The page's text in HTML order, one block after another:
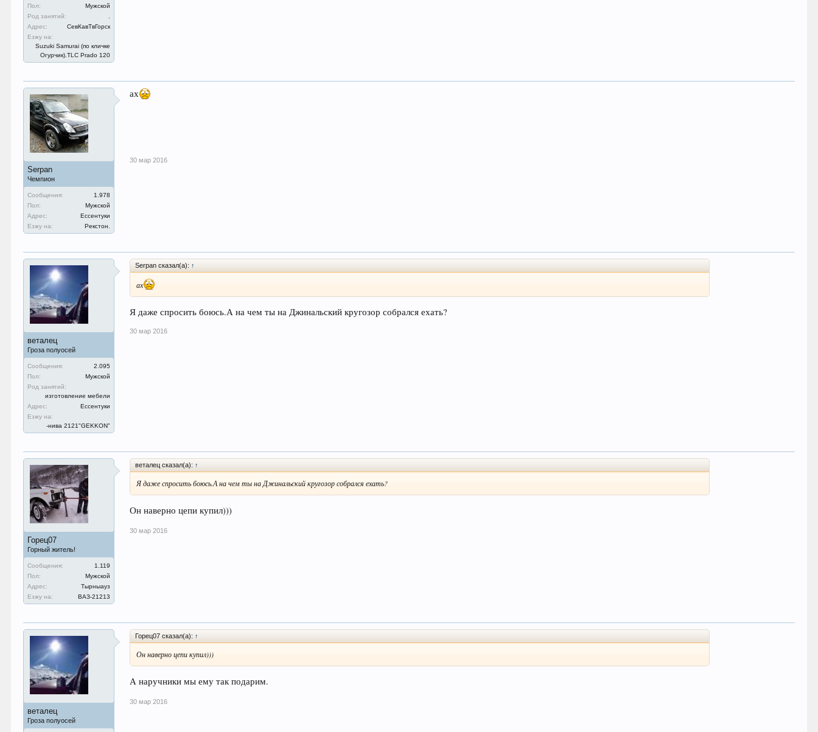
Пол:
Мужской
Род занятий:
Адрес:
СевКавТвГорск
Езжу на:
Suzuki Samurai (по кличке
Огурчик).TLC Prado 120
Serpan
Чемпион
Сообщения:
1.978
Пол:
Мужской
Адрес:
Ессентуки
Езжу на:
Рекстон.
ах
30 мар 2016
веталец
Гроза полуосей
Сообщения:
2.095
Пол:
Мужской
Род занятий:
изготовление мебели
Адрес:
Ессентуки
Езжу на:
-нива 2121"GEKKON"
Serpan сказал(а): ↑
ах
Я даже спросить боюсь.А на чем ты на Джинальский кругозор собрался ехать?
30 мар 2016
Горец07
Горный житель!
Сообщения:
1.119
Пол:
Мужской
Адрес:
Тырныауз
Езжу на:
ВАЗ-21213
веталец сказал(а): ↑
Я даже спросить боюсь.А на чем ты на Джинальский кругозор собрался ехать?
Он наверно цепи купил)))
30 мар 2016
веталец
Гроза полуосей
Горец07 сказал(а): ↑
Он наверно цепи купил)))
А наручники мы ему так подарим.
30 мар 2016